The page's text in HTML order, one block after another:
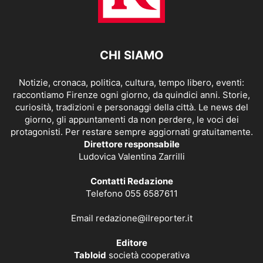
CHI SIAMO
Notizie, cronaca, politica, cultura, tempo libero, eventi:
raccontiamo Firenze ogni giorno, da quindici anni. Storie,
curiosità, tradizioni e personaggi della città. Le news del
giorno, gli appuntamenti da non perdere, le voci dei
protagonisti. Per restare sempre aggiornati gratuitamente.
Direttore responsabile
Ludovica Valentina Zarrilli
Contatti Redazione
Telefono 055 6587611
Email redazione@ilreporter.it
Editore
Tabloid società cooperativa